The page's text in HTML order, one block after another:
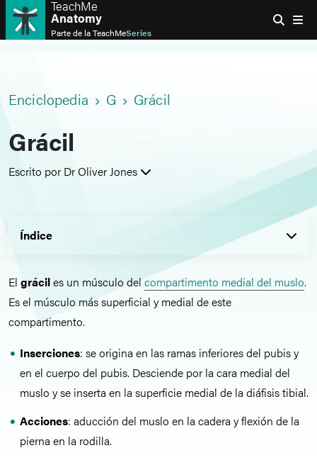
TeachMe
Anatomy
Parte de laTeachMeSeries
Enciclopedia G Grácil
Grácil
Escrito por Dr Oliver Jones
Índice
El gráciles un músculo delcompartimento medial del muslo.
Es el músculo más superficial y medial de este
compartimento.
Inserciones: se origina en las ramas inferiores del pubis y
en el cuerpo del pubis. Desciende por la cara medial del
muslo y se inserta en la superficie medial de la diáfisis tibial.
Acciones: aducción del muslo en la cadera y flexión de la
pierna en la rodilla.